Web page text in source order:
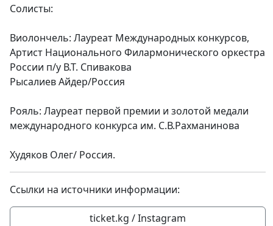
Солисты:
Виолончель: Лауреат Международных конкурсов,
Артист Национального Филармонического оркестра
России п/у В.Т. Спивакова
Рысалиев Айдер/Россия
Рояль: Лауреат первой премии и золотой медали
международного конкурса им. С.В.Рахманинова
Худяков Олег/ Россия.
Ссылки на источники информации:
ticket.kg / Instagram